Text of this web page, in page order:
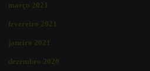
março 2021
fevereiro 2021
janeiro 2021
dezembro 2020